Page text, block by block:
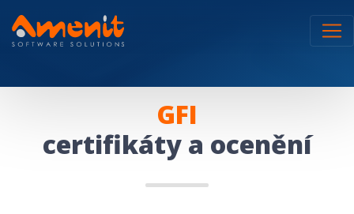
GFI
certifikáty a ocenění